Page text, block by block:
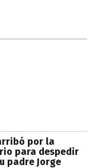
por la
para despedir
padre Jorge